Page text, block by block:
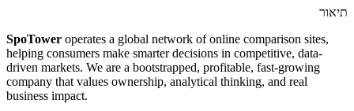
תיאור
SpoTower operates a global network of online comparison sites,
helping consumers make smarter decisions in competitive, data-
driven markets. We are a bootstrapped, profitable, fast-growing
company that values ownership, analytical thinking, and real
business impact.